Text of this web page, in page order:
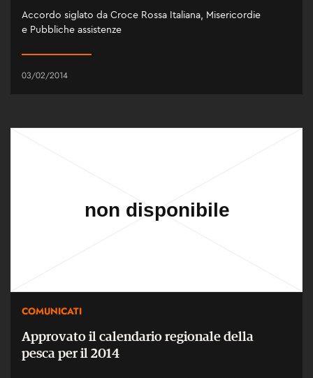
Accordo siglato da Croce Rossa Italiana, Misericordie
e Pubbliche assistenze
03/02/2014
COMUNICATI
Approvato il calendario regionale della
pesca per il 2014